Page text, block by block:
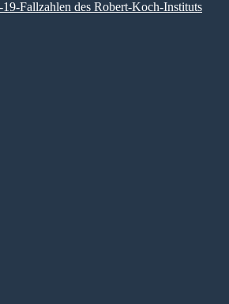
Fallzahlen des Robert-Koch-Instituts